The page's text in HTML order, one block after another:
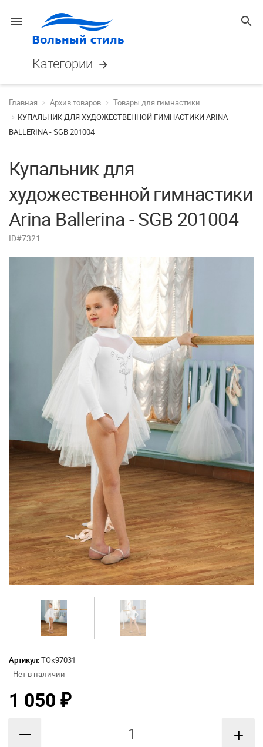
menu search
Категории arrow_forward
Главная Архив товаров
Товары для гимнастики
КУПАЛЬНИК ДЛЯ ХУДОЖЕСТВЕННОЙ ГИМНАСТИКИ ARINA
BALLERINA - SGB 201004
Купальник для
художественной гимнастики
Arina Ballerina - SGB 201004
ID#7321
Артикул:ТОк97031
Нет в наличии
1 050 ₽
— +